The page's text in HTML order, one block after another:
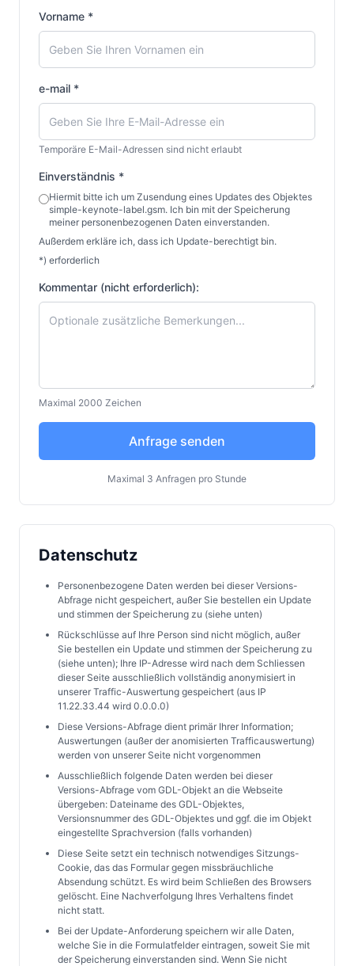
- Multizeilen: Ergänzung Formatierung
- Behebung kleinerer Bugs
Version 0.4
25.02.2023
Neu:
- Autotextauswahl und Freitextauswahl hinzugefügt
- Auswahlfelder auf eines reduziert, damit es nicht zu
Falschzuweisungen bei Updates kommt.
- simple-keynote-label-legend.gsm als
Legendenausgabe-Objekt hinzugefügt
Version 0.3
23.02.2023
Vorname *
e-mail *
Temporäre E-Mail-Adressen sind nicht erlaubt
Einverständnis *
Hiermit bitte ich um Zusendung eines Updates des Objektes
simple-keynote-label.gsm. Ich bin mit der Speicherung
meiner personenbezogenen Daten einverstanden.
Außerdem erkläre ich, dass ich Update-berechtigt bin.
*) erforderlich
Kommentar (nicht erforderlich):
Maximal 2000 Zeichen
Anfrage senden
Maximal 3 Anfragen pro Stunde
Datenschutz
Personenbezogene Daten werden bei dieser Versions-
Abfrage nicht gespeichert, außer Sie bestellen ein Update
und stimmen der Speicherung zu (siehe unten)
Rückschlüsse auf Ihre Person sind nicht möglich, außer
Sie bestellen ein Update und stimmen der Speicherung zu
(siehe unten); Ihre IP-Adresse wird nach dem Schliessen
dieser Seite ausschließlich vollständig anonymisiert in
unserer Traffic-Auswertung gespeichert (aus IP
11.22.33.44 wird 0.0.0.0)
Diese Versions-Abfrage dient primär Ihrer Information;
Auswertungen (außer der anomisierten Trafficauswertung)
werden von unserer Seite nicht vorgenommen
Ausschließlich folgende Daten werden bei dieser
Versions-Abfrage vom GDL-Objekt an die Webseite
übergeben: Dateiname des GDL-Objektes,
Versionsnummer des GDL-Objektes und ggf. die im Objekt
eingestellte Sprachversion (falls vorhanden)
Diese Seite setzt ein technisch notwendiges Sitzungs-
Cookie, das das Formular gegen missbräuchliche
Absendung schützt. Es wird beim Schließen des Browsers
gelöscht. Eine Nachverfolgung Ihres Verhaltens findet
nicht statt.
Bei der Update-Anforderung speichern wir alle Daten,
welche Sie in die Formulatfelder eintragen, soweit Sie mit
der Speicherung einverstanden sind. Wenn Sie nicht